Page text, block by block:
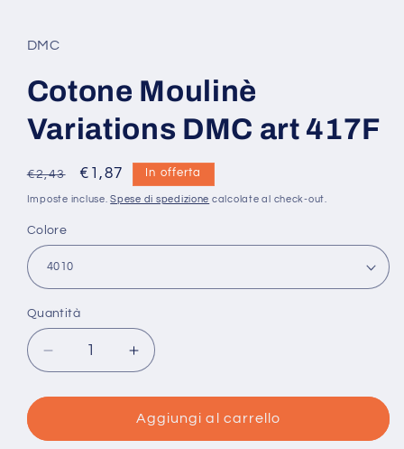
modale
DMC
Cotone Moulinè
Variations DMC art 417F
Prezzo
di
€2,43
Prezzo
scontato
€1,87 In offerta
Imposte incluse.Spese di spedizione calcolate al check-out.
Colore
Quantità
Quantità
Diminuisci
quantità
per
Moulinè
Aumenta
quantità
per
Cotone
Moulinè
Aggiungi al carrello